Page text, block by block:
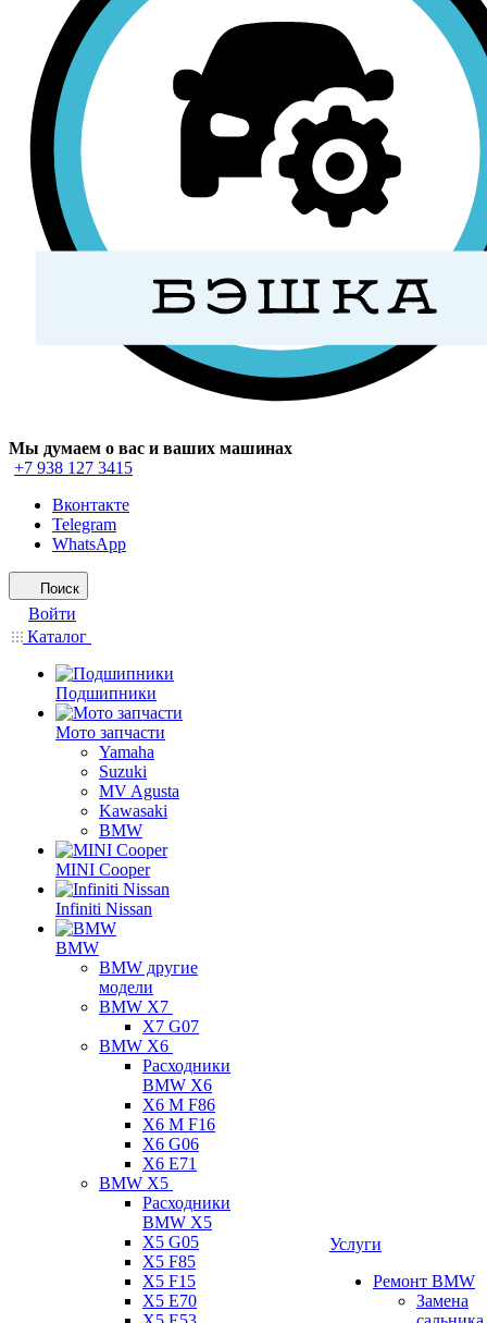
Мы думаем о вас и ваших машинах
+7 938 127 3415
Вконтакте
Telegram
WhatsApp
Поиск
Войти
Каталог
Подшипники
Мото запчасти
Yamaha
Suzuki
MV Agusta
Kawasaki
BMW
MINI Cooper
Infiniti Nissan
BMW
BMW другие
модели
BMW X7
X7 G07
BMW X6
Расходники
BMW X6
X6 M F86
X6 M F16
X6 G06
X6 E71
BMW X5
Расходники
BMW X5
X5 G05
X5 F85
X5 F15
X5 E70
Услуги
Ремонт BMW
Замена